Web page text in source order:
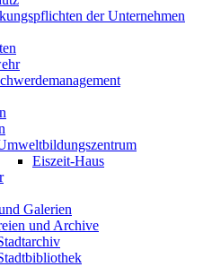
der Unternehmen
Eiszeit-Haus
Galerien
und Archive